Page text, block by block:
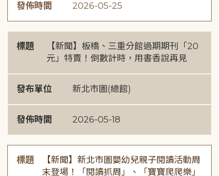
發佈時間 2026-05-25
標題
【新聞】板橋、三重分館過期期刊「20
元」特賣！倒數計時，用書香說再見
發布單位 新北市圖(總館)
發佈時間 2026-05-18
標題
【新聞】新北市圖嬰幼兒親子閱讀活動周
末登場！「閱讀抓周」、「寶寶爬爬樂」